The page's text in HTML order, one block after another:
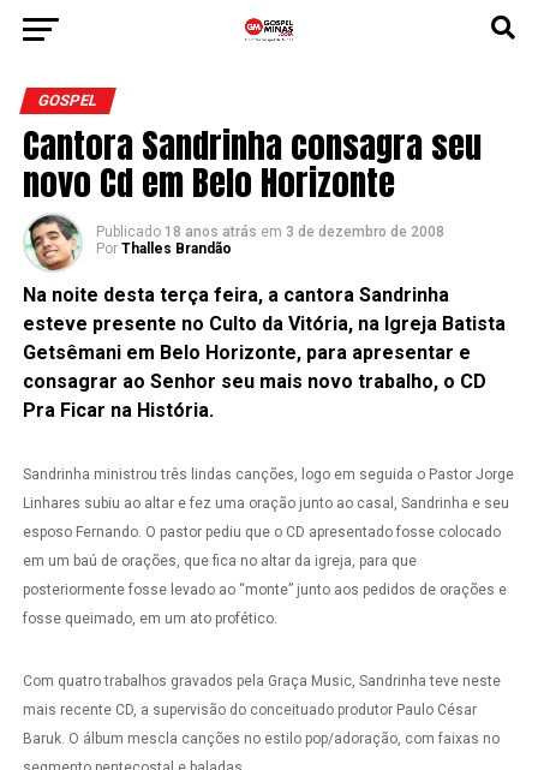
GOSPEL
Cantora Sandrinha consagra seu
novo Cd em Belo Horizonte
Publicado 18 anos atrás em 3 de dezembro de 2008
Por Thalles Brandão
Na noite desta terça feira, a cantora Sandrinha
esteve presente no Culto da Vitória, na Igreja Batista
Getsêmani em Belo Horizonte, para apresentar e
consagrar ao Senhor seu mais novo trabalho, o CD
Pra Ficar na História.
Sandrinha ministrou três lindas canções, logo em seguida o Pastor Jorge
Linhares subiu ao altar e fez uma oração junto ao casal, Sandrinha e seu
esposo Fernando. O pastor pediu que o CD apresentado fosse colocado
em um baú de orações, que fica no altar da igreja, para que
posteriormente fosse levado ao “monte” junto aos pedidos de orações e
fosse queimado, em um ato profético.
Com quatro trabalhos gravados pela Graça Music, Sandrinha teve neste
mais recente CD, a supervisão do conceituado produtor Paulo César
Baruk. O álbum mescla canções no estilo pop/adoração, com faixas no